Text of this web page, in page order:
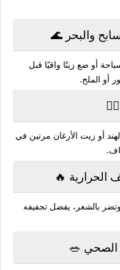
أو ضع زيتًا واقيًا قبل
أو الملح.
أو زيت الأرغان مرتين في
بالشعر، يفضل تجفيفه